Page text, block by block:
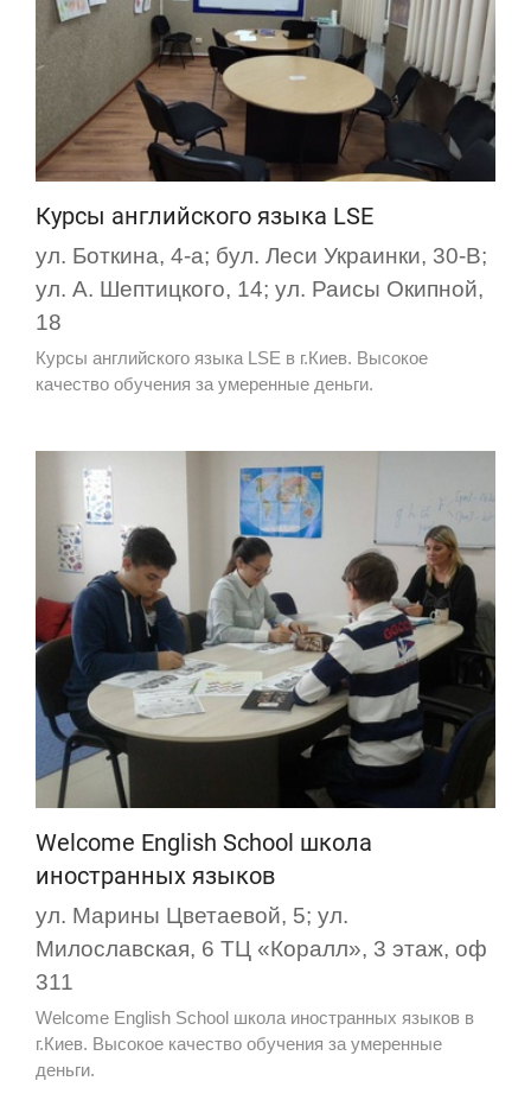
Курсы английского языка LSE
ул. Боткина, 4-а; бул. Леси Украинки, 30-В;
ул. А. Шептицкого, 14; ул. Раисы Окипной,
18
Курсы английского языка LSE в г.Киев. Высокое
качество обучения за умеренные деньги.
Welcome English School школа
иностранных языков
ул. Марины Цветаевой, 5; ул.
Милославская, 6 ТЦ «Коралл», 3 этаж, оф
311
Welcome English School школа иностранных языков в
г.Киев. Высокое качество обучения за умеренные
деньги.